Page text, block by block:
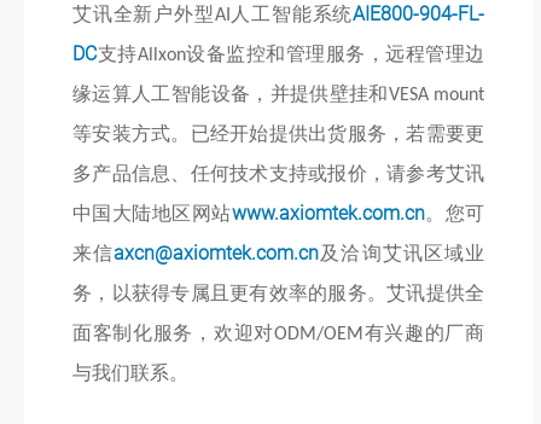
艾讯全新户外型AI 人工智能系统AIE800-904-FL-
DC支持Allxon设备监控和管理服务，远程管理边
缘运算人工智能设备，并提供壁挂和VESA mount
等安装方式。已经开始提供出货服务，若需要更
多产品信息、任何技术支持或报价，请参考艾讯
中国大陆地区网站www.axiomtek.com.cn。您可
来信axcn@axiomtek.com.cn及洽询艾讯区域业
务，以获得专属且更有效率的服务。艾讯提供全
面客制化服务，欢迎对ODM/OEM 有兴趣的厂商
与我们联系。